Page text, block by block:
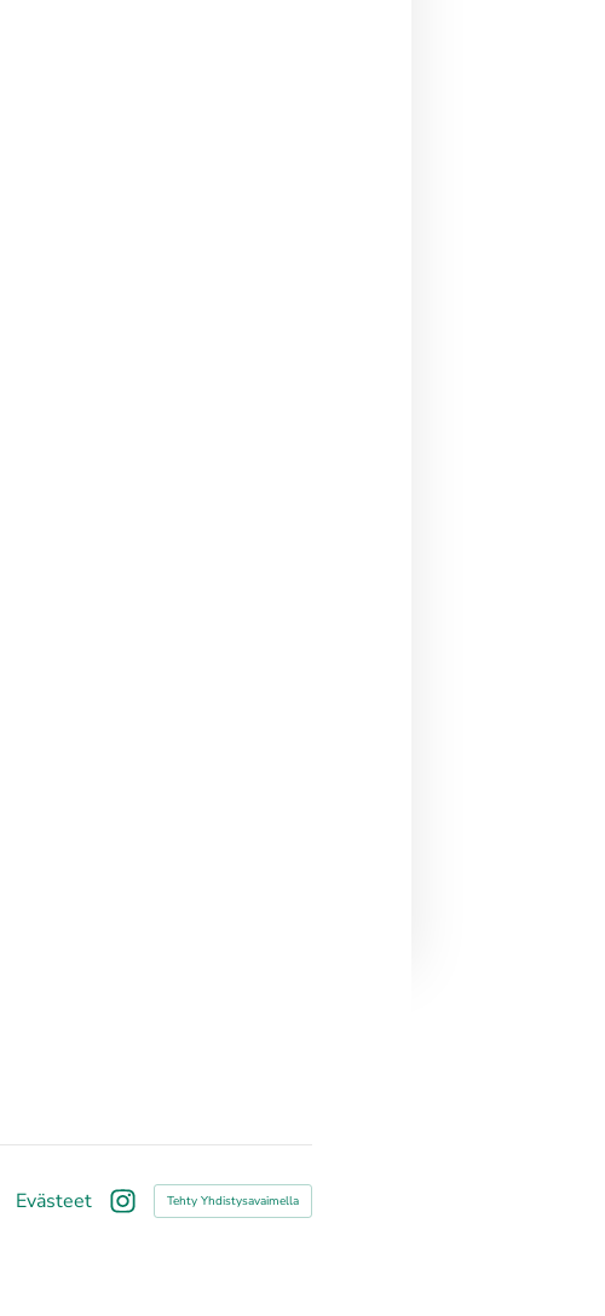
Evästeet
Instagram
Tehty Yhdistysavaimella